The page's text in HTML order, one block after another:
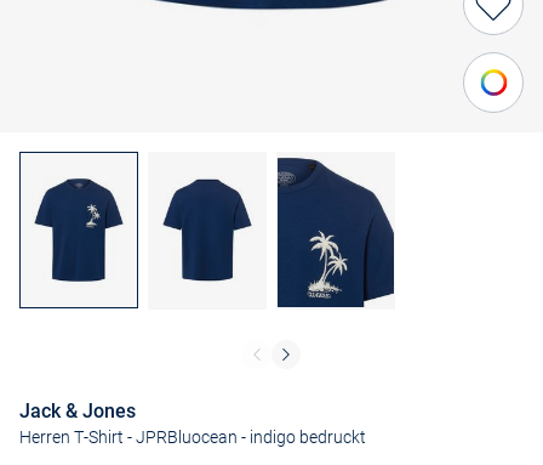
Jack & Jones
Herren T-Shirt - JPRBluocean - indigo bedruckt